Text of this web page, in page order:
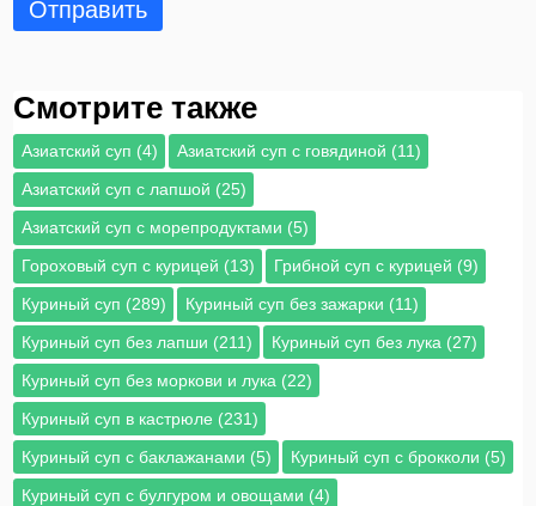
Отправить
Смотрите также
Азиатский суп (4)
Азиатский суп с говядиной (11)
Азиатский суп с лапшой (25)
Азиатский суп с морепродуктами (5)
Гороховый суп с курицей (13)
Грибной суп с курицей (9)
Куриный суп (289)
Куриный суп без зажарки (11)
Куриный суп без лапши (211)
Куриный суп без лука (27)
Куриный суп без моркови и лука (22)
Куриный суп в кастрюле (231)
Куриный суп с баклажанами (5)
Куриный суп с брокколи (5)
Куриный суп с булгуром и овощами (4)